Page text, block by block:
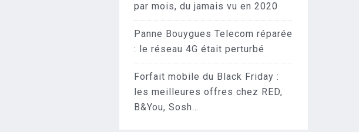
par mois, du jamais vu en 2020
Panne Bouygues Telecom réparée
: le réseau 4G était perturbé
Forfait mobile du Black Friday :
les meilleures offres chez RED,
B&You, Sosh…